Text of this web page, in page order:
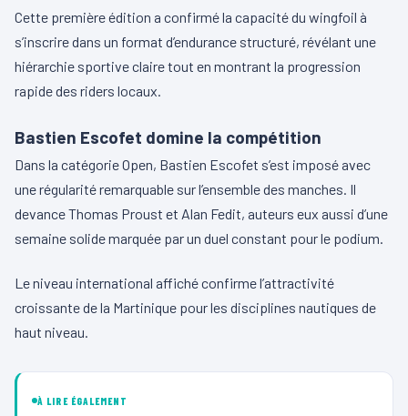
Cette première édition a confirmé la capacité du wingfoil à
s’inscrire dans un format d’endurance structuré, révélant une
hiérarchie sportive claire tout en montrant la progression
rapide des riders locaux.
Bastien Escofet domine la compétition
Dans la catégorie Open, Bastien Escofet s’est imposé avec
une régularité remarquable sur l’ensemble des manches. Il
devance Thomas Proust et Alan Fedit, auteurs eux aussi d’une
semaine solide marquée par un duel constant pour le podium.
Le niveau international affiché confirme l’attractivité
croissante de la Martinique pour les disciplines nautiques de
haut niveau.
À LIRE ÉGALEMENT